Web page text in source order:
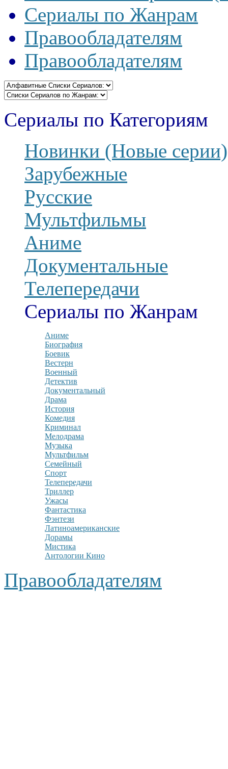
Сериалы по Жанрам
Правообладателям
Правообладателям
Сериалы по Категориям
Новинки (Новые серии)
Зарубежные
Русские
Мультфильмы
Аниме
Документальные
Телепередачи
Сериалы по Жанрам
Аниме
Биография
Боевик
Вестерн
Военный
Детектив
Документальный
Драма
История
Комедия
Криминал
Мелодрама
Музыка
Мультфильм
Семейный
Спорт
Телепередачи
Триллер
Ужасы
Фантастика
Фэнтези
Латиноамериканские
Дорамы
Мистика
Антологии Кино
Правообладателям